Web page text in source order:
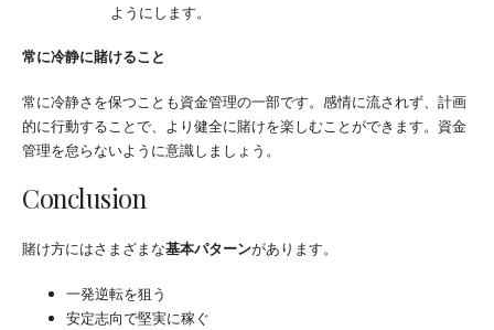
ようにします。
常に冷静に賭けること
常に冷静さを保つことも資金管理の一部です。感情に流されず、計画
的に行動することで、より健全に賭けを楽しむことができます。資金
管理を怠らないように意識しましょう。
Conclusion
賭け方にはさまざまな基本パターンがあります。
一発逆転を狙う
安定志向で堅実に稼ぐ